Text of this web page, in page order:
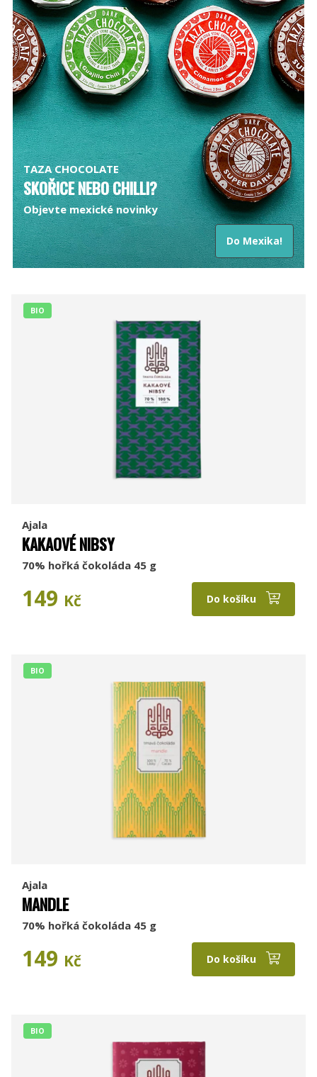
TAZA CHOCOLATE
SKOŘICE NEBO CHILLI?
Objevte mexické novinky
Do Mexika!
BIO
Ajala
KAKAOVÉ NIBSY
70% hořká čokoláda 45 g
149 Kč Do košíku
BIO
Ajala
MANDLE
70% hořká čokoláda 45 g
149 Kč Do košíku
BIO